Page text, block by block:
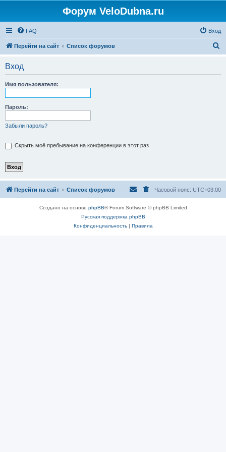
Форум VeloDubna.ru
FAQ Вход
Перейти на сайт Список форумов
Вход
Имя пользователя:
Пароль:
Забыли пароль?
Скрыть моё пребывание на конференции в этот раз
Перейти на сайт Список форумов Часовой пояс: UTC+03:00
Создано на основе phpBB® Forum Software © phpBB Limited
Русская поддержка phpBB
Конфиденциальность| Правила